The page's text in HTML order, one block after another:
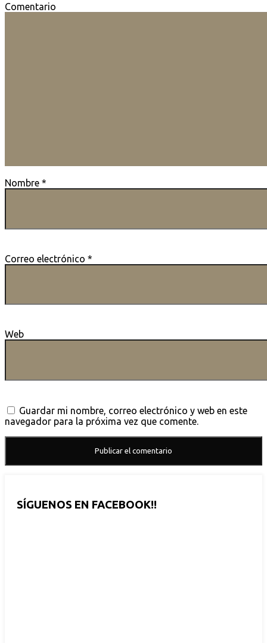
Comentario
Nombre *
Correo electrónico *
Web
Guardar mi nombre, correo electrónico y web en este
navegador para la próxima vez que comente.
SÍGUENOS EN FACEBOOK!!